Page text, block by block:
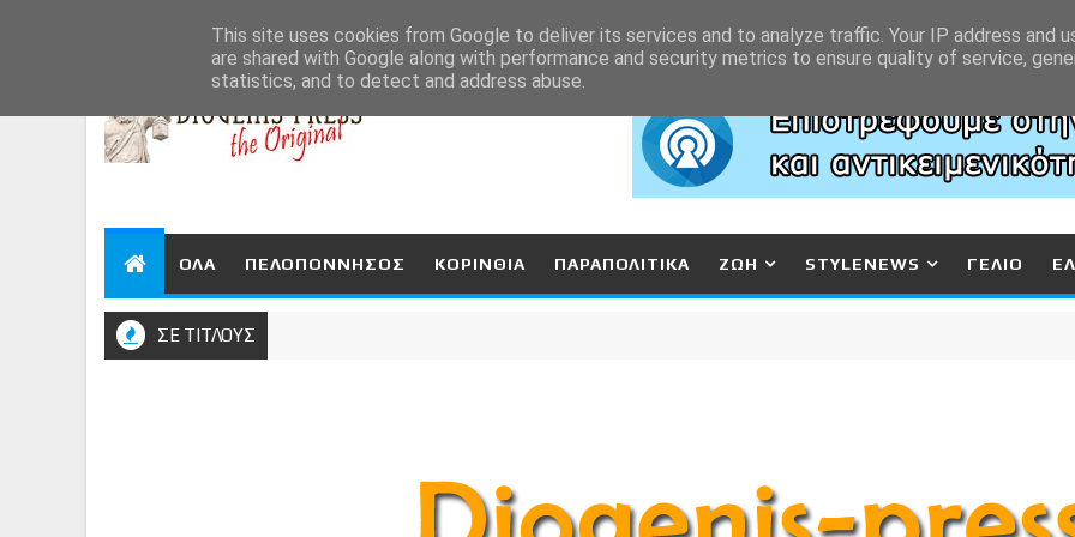
ΟΛΑ ΠΕΛΟΠΟΝΝΗΣΟΣ ΚΟΡΙΝΘΙΑ ΠΑΡΑΠΟΛΙΤΙΚΑ ΖΩΗ STYLENEWS ΓΕΛΙΟ
ΣΕ ΤΙΤΛΟΥΣ
This site uses cookies from Google to deliver its services and to analyze traffic. Your IP address and
are shared with Google along with performance and security metrics to ensure quality of service,
statistics, and to detect and address abuse.